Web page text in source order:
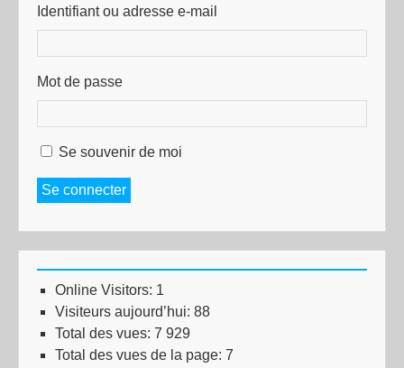
Identifiant ou adresse e-mail
Mot de passe
Se souvenir de moi
Se connecter
Online Visitors: 1
Visiteurs aujourd’hui: 88
Total des vues: 7 929
Total des vues de la page: 7